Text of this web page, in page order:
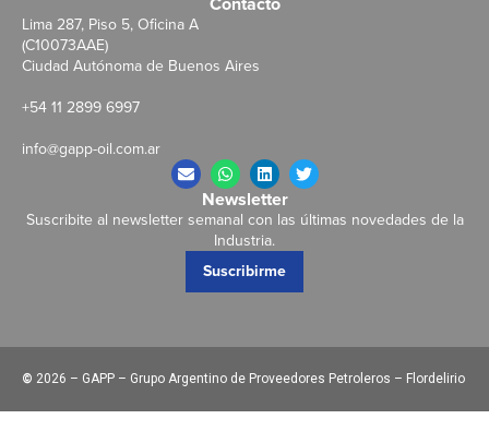
Lima 287, Piso 5, Oficina A
(C10073AAE)
Ciudad Autónoma de Buenos Aires
+54 11 2899 6997
info@gapp-oil.com.ar
Newsletter
Suscribite al newsletter semanal con las últimas novedades de la
Industria.
Suscribirme
© 2026 – GAPP – Grupo Argentino de Proveedores Petroleros – Flordelirio